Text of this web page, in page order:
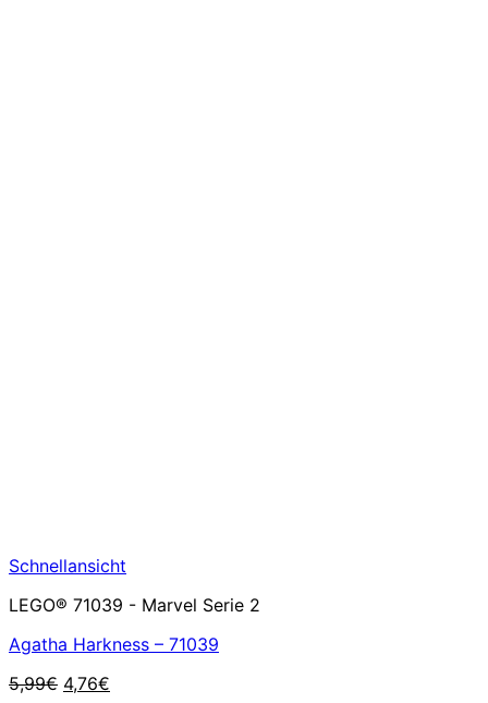
Schnellansicht
LEGO® 71039 - Marvel Serie 2
Agatha Harkness – 71039
5,99€ Ursprünglicher
4,76€